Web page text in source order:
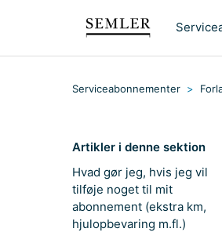
Serviceabonnementer
Artikler i denne sektion
Hvad gør jeg, hvis jeg vil
tilføje noget til mit
abonnement (ekstra km,
hjulopbevaring m.fl.)